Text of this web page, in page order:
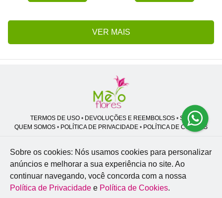
VER MAIS
TERMOS DE USO• DEVOLUÇÕES E REEMBOLSOS• SAC
QUEM SOMOS • POLÍTICA DE PRIVACIDADE • POLÍTICA DE COOKIES
Melo Flores | CNPJ: 27.662.413/0001-98
Professor José Lourenço - Travessa cinco, 27 - Vila Zat - São Paulo - SP -
02.977-020
Sobre os cookies: Nós usamos cookies para personalizar
anúncios e melhorar a sua experiência no site. Ao
continuar navegando, você concorda com a nossa
Política de Privacidade e Política de Cookies.